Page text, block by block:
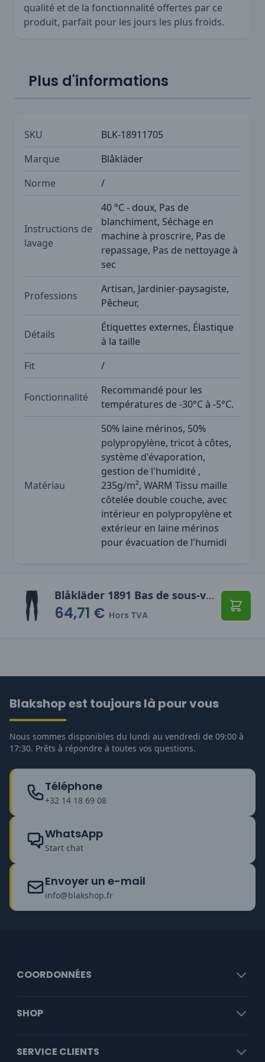
qualité et de la fonctionnalité offertes par ce
produit, parfait pour les jours les plus froids.
Plus d'informations
SKU
BLK-18911705
Marque
Blåkläder
Norme
/
Instructions de
lavage
40 °C - doux, Pas de
blanchiment, Séchage en
machine à proscrire, Pas de
repassage, Pas de nettoyage à
sec
Professions
Artisan, Jardinier-paysagiste,
Pêcheur,
Détails
Étiquettes externes, Élastique
à la taille
Fit
/
Fonctionnalité
Recommandé pour les
températures de -30°C à -5°C.
Matériau
50% laine mérinos, 50%
polypropylène, tricot à côtes,
système d'évaporation,
gestion de l'humidité ,
235g/m², WARM Tissu maille
côtelée double couche, avec
intérieur en polypropylène et
extérieur en laine mérinos
pour évacuation de l'humidi
Blåkläder 1891 Bas de sous-vêtement WARM
64,71 € Hors TVA
Blakshop est toujours là pour vous
Nous sommes disponibles du lundi au vendredi de 09:00 à
17:30. Prêts à répondre à toutes vos questions.
Téléphone
+32 14 18 69 08
WhatsApp
Start chat
Envoyer un e-mail
info@blakshop.fr
COORDONNÉES
SHOP
SERVICE CLIENTS